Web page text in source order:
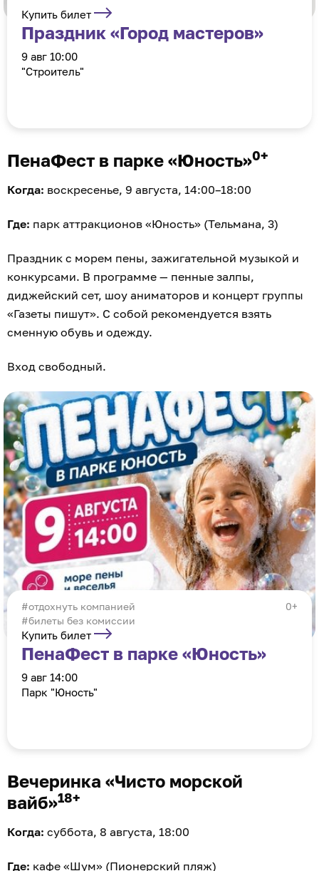
Купить билет
Праздник «Город мастеров»
9 авг 10:00
"Строитель"
ПенаФест в парке «Юность»0+
Когда: воскресенье, 9 августа, 14:00–18:00
Где: парк аттракционов «Юность» (Тельмана, 3)
Праздник с морем пены, зажигательной музыкой и
конкурсами. В программе — пенные залпы,
диджейский сет, шоу аниматоров и концерт группы
«Газеты пишут». С собой рекомендуется взять
сменную обувь и одежду.
Вход свободный.
0+
отдохнуть компанией
#билеты без комиссии
Купить билет
ПенаФест в парке «Юность»
9 авг 14:00
Парк "Юность"
Вечеринка «Чисто морской
вайб»18+
Когда: суббота, 8 августа, 18:00
Где: кафе «Шум» (Пионерский пляж)